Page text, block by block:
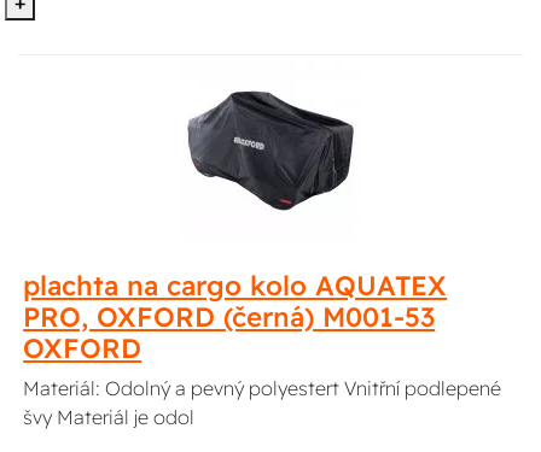
plachta na cargo kolo AQUATEX
PRO, OXFORD (černá) M001-53
OXFORD
Materiál: Odolný a pevný polyestert Vnitřní podlepené
švy Materiál je odol